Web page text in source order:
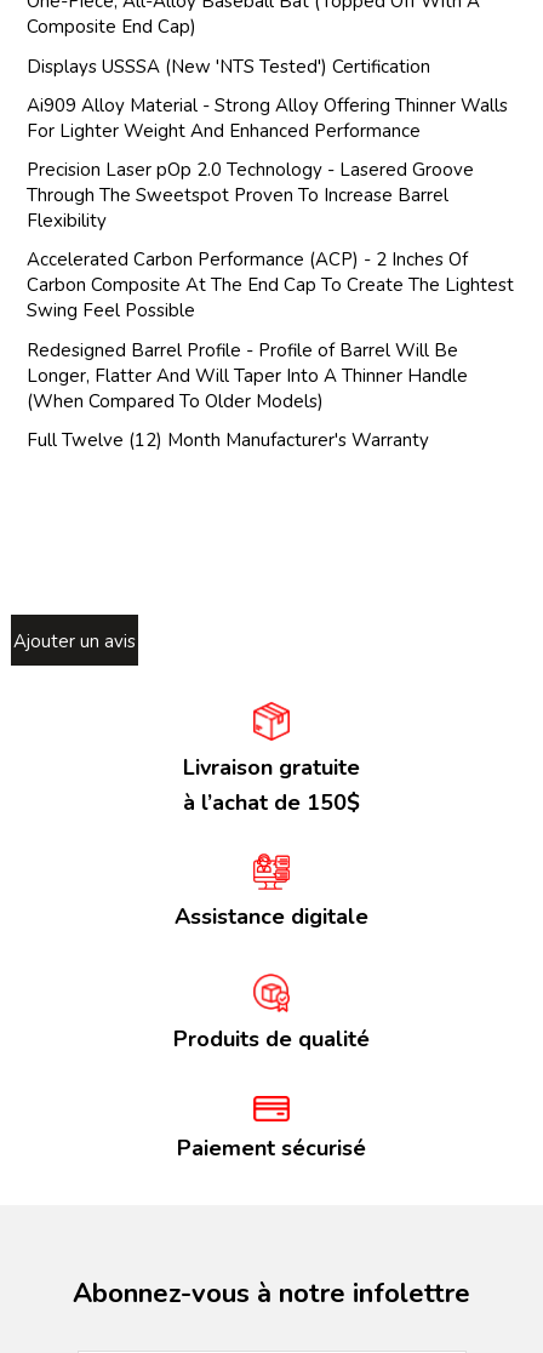
Composite End Cap)
Displays USSSA (New 'NTS Tested') Certification
Ai909 Alloy Material - Strong Alloy Offering Thinner Walls
For Lighter Weight And Enhanced Performance
Precision Laser pOp 2.0 Technology - Lasered Groove
Through The Sweetspot Proven To Increase Barrel
Flexibility
Accelerated Carbon Performance (ACP) - 2 Inches Of
Carbon Composite At The End Cap To Create The Lightest
Swing Feel Possible
Redesigned Barrel Profile - Profile of Barrel Will Be
Longer, Flatter And Will Taper Into A Thinner Handle
(When Compared To Older Models)
Full Twelve (12) Month Manufacturer's Warranty
Ajouter un avis
Livraison gratuite
à l’achat de 150$
Assistance digitale
Produits de qualité
Paiement sécurisé
Abonnez-vous à notre infolettre